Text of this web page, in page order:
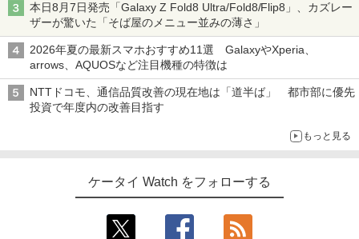
本日8月7日発売「Galaxy Z Fold8 Ultra/Fold8/Flip8」、カズレー
ザーが驚いた「そば屋のメニュー並みの薄さ」
2026年夏の最新スマホおすすめ11選 GalaxyやXperia、
arrows、AQUOSなど注目機種の特徴は
NTTドコモ、通信品質改善の現在地は「道半ば」 都市部に優先
投資で年度内の改善目指す
もっと見る
ケータイ Watch をフォローする